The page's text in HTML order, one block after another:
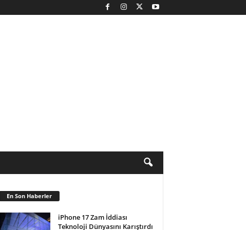
En Son Haberler
iPhone 17 Zam İddiası
Teknoloji Dünyasını Karıştırdı